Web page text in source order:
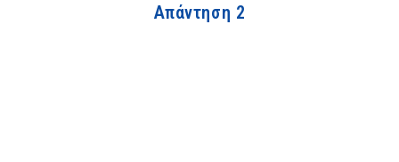
Απάντηση 2